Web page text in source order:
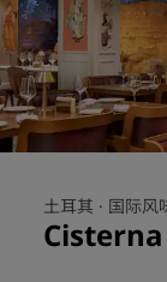
土耳其 · 国际风